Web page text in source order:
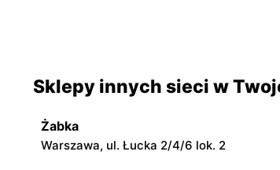
Intermarche Super
Intermarche Super
Sklepy innych sieci w
Żabka
Warszawa, ul. Łucka 2/4/6 lok. 2